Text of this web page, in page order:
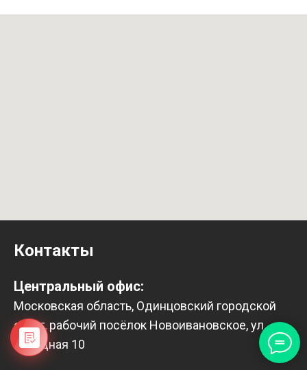
Контакты
Центральный офис:
Московская область, Одинцовский городской
округ, рабочий посёлок Новоивановское, ул.
Западная 10